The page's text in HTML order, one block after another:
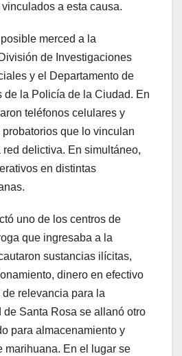
a esta causa.
merced a la
de Investigaciones
y el Departamento de
de la Policía de la Ciudad. En
teléfonos celulares y
que lo vinculan
delictiva. En simultáneo,
en distintas
uno de los centros de
que ingresaba a la
sustancias ilícitas,
dinero en efectivo
relevancia para la
Santa Rosa se allanó otro
para almacenamiento y
marihuana. En el lugar se